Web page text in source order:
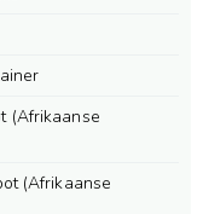
(Afrikaanse
(Afrikaanse